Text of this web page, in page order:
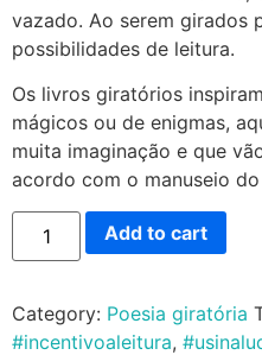
vazado. Ao serem girados
possibilidades de leitura.
Os livros giratórios
mágicos ou de enigmas,
muita imaginação e que
acordo com o manuseio
Add to cart
Category: Poesia giratória
#incentivoaleitura,